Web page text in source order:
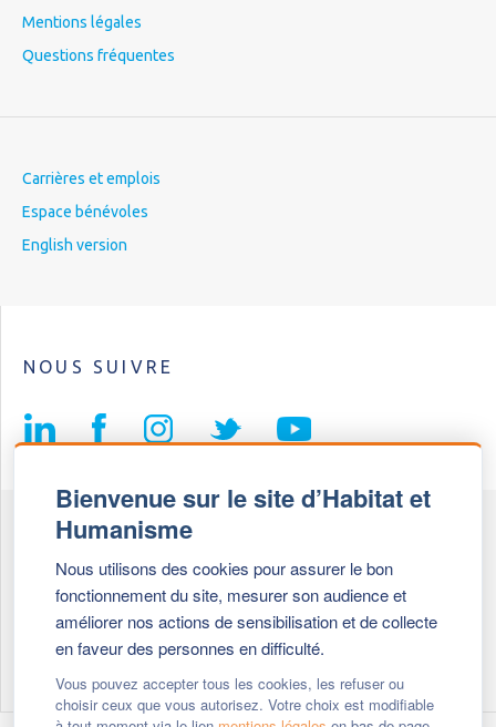
Bienvenue sur le site d’Habitat et
Humanisme
Nous utilisons des cookies pour assurer le bon
fonctionnement du site, mesurer son audience et
améliorer nos actions de sensibilisation et de collecte
en faveur des personnes en difficulté.
Vous pouvez accepter tous les cookies, les refuser ou
choisir ceux que vous autorisez. Votre choix est modifiable
Mentions légales
Questions fréquentes
Carrières et emplois
Espace bénévoles
English version
NOUS SUIVRE
69647 Caluire et Cuire cedex
+ 33 (0)4 72 27 42 58